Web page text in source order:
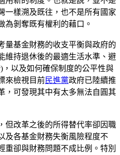
一樣溯及既往，也不是所有國家
為剝奪既有權利的藉口。
量基金財務的收支平衡與政府的
維持退休後的最適生活水準、避
，以及如何確保制度的公平性與
來檢視目前民進黨政府已陸續推
，可發現其中有太多無法自圓其
但改革之後的所得替代率卻因職
及各基金財務失衡風險程度不
重卻與財務問題不成比例。特別